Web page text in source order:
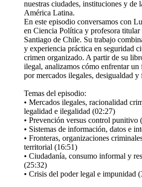
nuestras ciudades, instituciones y de
América Latina.
En este episodio conversamos con
en Ciencia Política y profesora
Santiago de Chile. Su trabajo
y experiencia práctica en seguridad
crimen organizado. A partir de su
ilegal, analizamos cómo enfrentar un
por mercados ilegales, desigualdad
Temas del episodio:
• Mercados ilegales, racionalidad
legalidad e ilegalidad (02:27)
• Prevención versus control punitivo
• Sistemas de información, datos e
• Fronteras, organizaciones
territorial (16:51)
• Ciudadanía, consumo informal y
(25:32)
• Crisis del poder legal e impunidad